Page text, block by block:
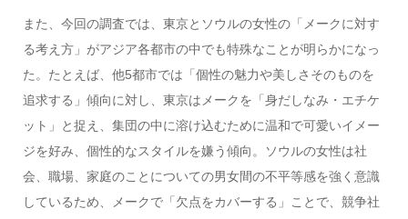
また、今回の調査では、東京とソウルの女性の「メークに対す
る考え方」がアジア各都市の中でも特殊なことが明らかになっ
た。たとえば、他5都市では「個性の魅力や美しさそのものを
追求する」傾向に対し、東京はメークを「身だしなみ・エチケ
ット」と捉え、集団の中に溶け込むために温和で可愛いイメー
ジを好み、個性的なスタイルを嫌う傾向。ソウルの女性は社
会、職場、家庭のことについての男女間の不平等感を強く意識
しているため、メークで「欠点をカバーする」ことで、競争社